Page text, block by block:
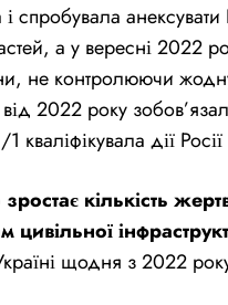
і спробувала
а у вересні 2022
не контролюючи
від 2022 року
кваліфікувала дії
кількість
цивільної
щодня з 2022